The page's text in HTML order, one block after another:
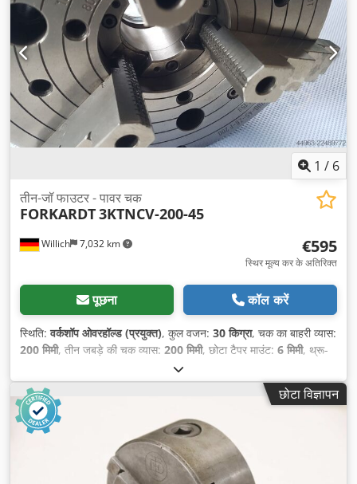
1 / 6
Willich 7,032 km
तीन-जॉ फाउटर - पावर चक
FORKARDT3KTNCV-200-45
€595
स्थिर मूल्य कर के अतिरिक्त
पूछना कॉल करें
स्थिति:वर्कशॉप ओवरहॉल्ड (प्रयुक्त), कुल वजन: 30 किग्रा, चक का बाहरी व्यास:
200 मिमी, तीन जबड़े की चक व्यास: 200 मिमी, छोटा टैपर माउंट: 6 मिमी, थ्रू-
छोटा विज्ञापन